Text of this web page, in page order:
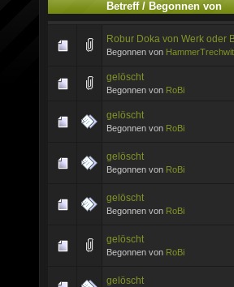
Betreff/Begonnen von
Robur Doka von Werk oder
Begonnen von
gelöscht
Begonnen von RoBi
gelöscht
Begonnen von RoBi
gelöscht
Begonnen von RoBi
gelöscht
Begonnen von RoBi
gelöscht
Begonnen von RoBi
gelöscht